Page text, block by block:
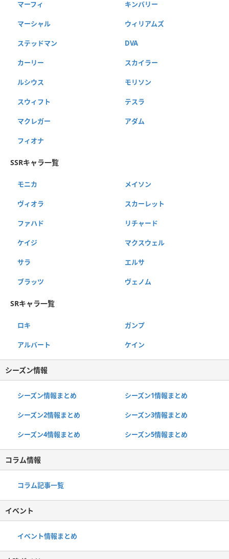
マーフィ キンバリー
マーシャル ウィリアムズ
ステッドマン DVA
カーリー スカイラー
ルシウス モリソン
スウィフト テスラ
マクレガー アダム
フィオナ
SSRキャラ一覧
モニカ メイソン
ヴィオラ スカーレット
ファハド リチャード
ケイジ マクスウェル
サラ エルサ
ブラッツ ヴェノム
SRキャラ一覧
ロキ ガンプ
アルバート ケイン
シーズン情報
シーズン情報まとめ シーズン1情報まとめ
シーズン2情報まとめ シーズン3情報まとめ
シーズン4情報まとめ シーズン5情報まとめ
コラム情報
コラム記事一覧
イベント
イベント情報まとめ